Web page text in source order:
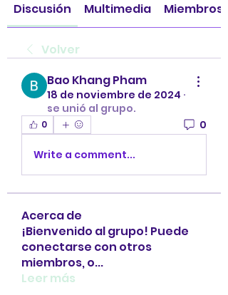
Discusión Multimedia Miembros
Volver
Bao Khang Pham
18 de noviembre de 2024 ·
se unió al grupo.
0 0
Write a comment...
Acerca de
¡Bienvenido al grupo! Puede
conectarse con otros
miembros, o...
Leer más